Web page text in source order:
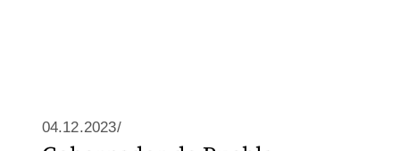
04.12.2023/